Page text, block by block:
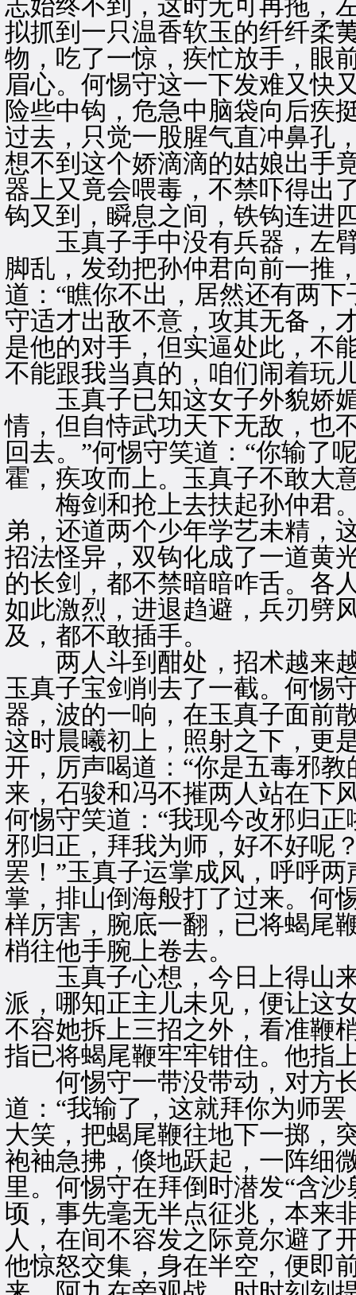
志始终不到，这时无可再拖，
拟抓到一只温香软玉的纤纤柔
物，吃了一惊，疾忙放手，眼
眉心。何惕守这一下发难又快
险些中钩，危急中脑袋向后疾
过去，只觉一股腥气直冲鼻孔
想不到这个娇滴滴的姑娘出手
器上又竟会喂毒，不禁吓得出
钩又到，瞬息之间，铁钩连进
玉真子手中没有兵器，左臂
脚乱，发劲把孙仲君向前一推
道：“瞧你不出，居然还有两
守适才出敌不意，攻其无备，
是他的对手，但实逼处此，不
不能跟我当真的，咱们闹着玩
玉真子已知这女子外貌娇媚
情，但自恃武功天下无敌，也
回去。”何惕守笑道：“你输了
霍，疾攻而上。玉真子不敢大
梅剑和抢上去扶起孙仲君。
弟，还道两个少年学艺未精，
招法怪异，双钩化成了一道黄
的长剑，都不禁暗暗咋舌。各
如此激烈，进退趋避，兵刃劈
及，都不敢插手。
两人斗到酣处，招术越来越
玉真子宝剑削去了一截。何惕
器，波的一响，在玉真子面前
这时晨曦初上，照射之下，更
开，厉声喝道：“你是五毒邪
来，石骏和冯不摧两人站在下
何惕守笑道：“我现今改邪归
邪归正，拜我为师，好不好呢
罢！”玉真子运掌成风，呼呼
掌，排山倒海般打了过来。何
样厉害，腕底一翻，已将蝎尾
梢往他手腕上卷去。
玉真子心想，今日上得山来
派，哪知正主儿未见，便让这
不容她拆上三招之外，看准鞭
指已将蝎尾鞭牢牢钳住。他指
何惕守一带没带动，对方长
道：“我输了，这就拜你为师
大笑，把蝎尾鞭往地下一掷，
袍袖急拂，倏地跃起，一阵细
里。何惕守在拜倒时潜发“含
顷，事先毫无半点征兆，本来
人，在间不容发之际竟尔避了
他惊怒交集，身在半空，便即